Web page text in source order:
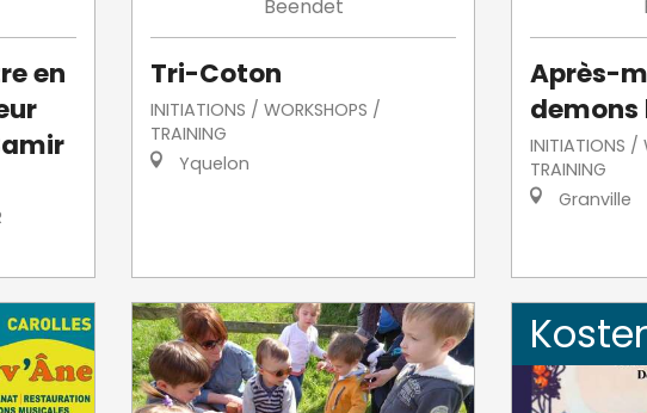
en
Beendet
Tri-Coton
INITIATIONS / WORKSHOPS /
TRAINING
Yquelon
Après-
demons
INITIATIONS /
TRAINING
Granville